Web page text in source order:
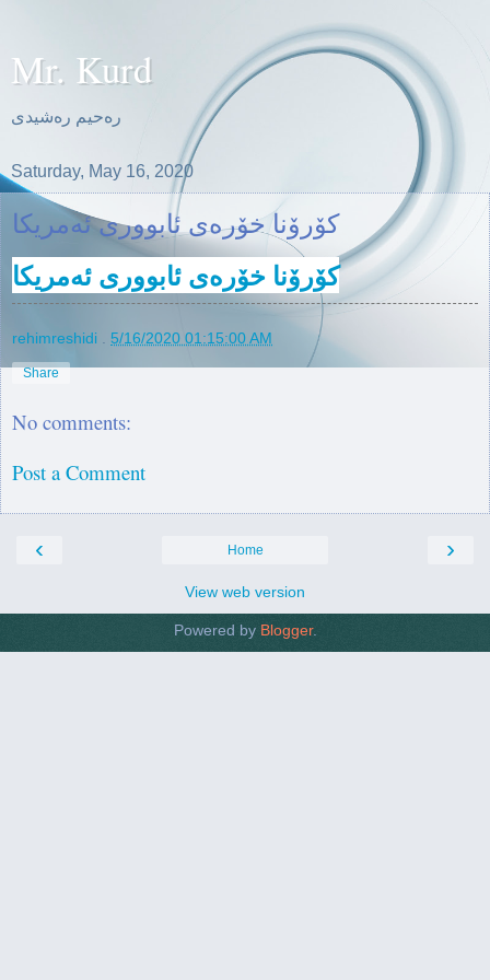
Mr. Kurd
ره‌حیم ره‌شیدی
Saturday, May 16, 2020
كۆرۆنا خۆره‌ی ئابووری ئه‌مریكا
كۆرۆنا خۆره‌ی ئابووری ئه‌مریكا
rehimreshidi 5/16/2020 01:15:00 AM
Share
No comments:
Post a Comment
‹ ›
Home
View web version
Powered by Blogger.